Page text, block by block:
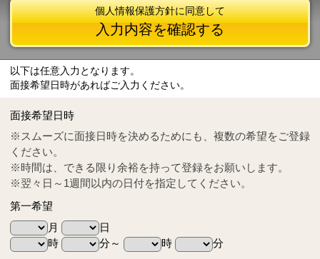
Tel
0570-55-0314
個人情報保護方針に同意して
入力内容を確認する
以下は任意入力となります。
面接希望日時があればご入力ください。
面接希望日時
※スムーズに面接日時を決めるためにも、複数の希望をご登録
ください。
※時間は、できる限り余裕を持って登録をお願いします。
※翌々日～1週間以内の日付を指定してください。
第一希望
月
日
時
分～ 時
分